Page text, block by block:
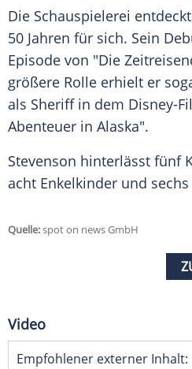
Die Schauspielerei
50 Jahren für sich. Sein
Episode von "Die
größere Rolle erhielt er
als Sheriff in dem Disney-
Abenteuer in Alaska".
Stevenson hinterlässt fünf
acht Enkelkinder und
Quelle:spot on news GmbH
Video
Empfohlener externer Inhalt: